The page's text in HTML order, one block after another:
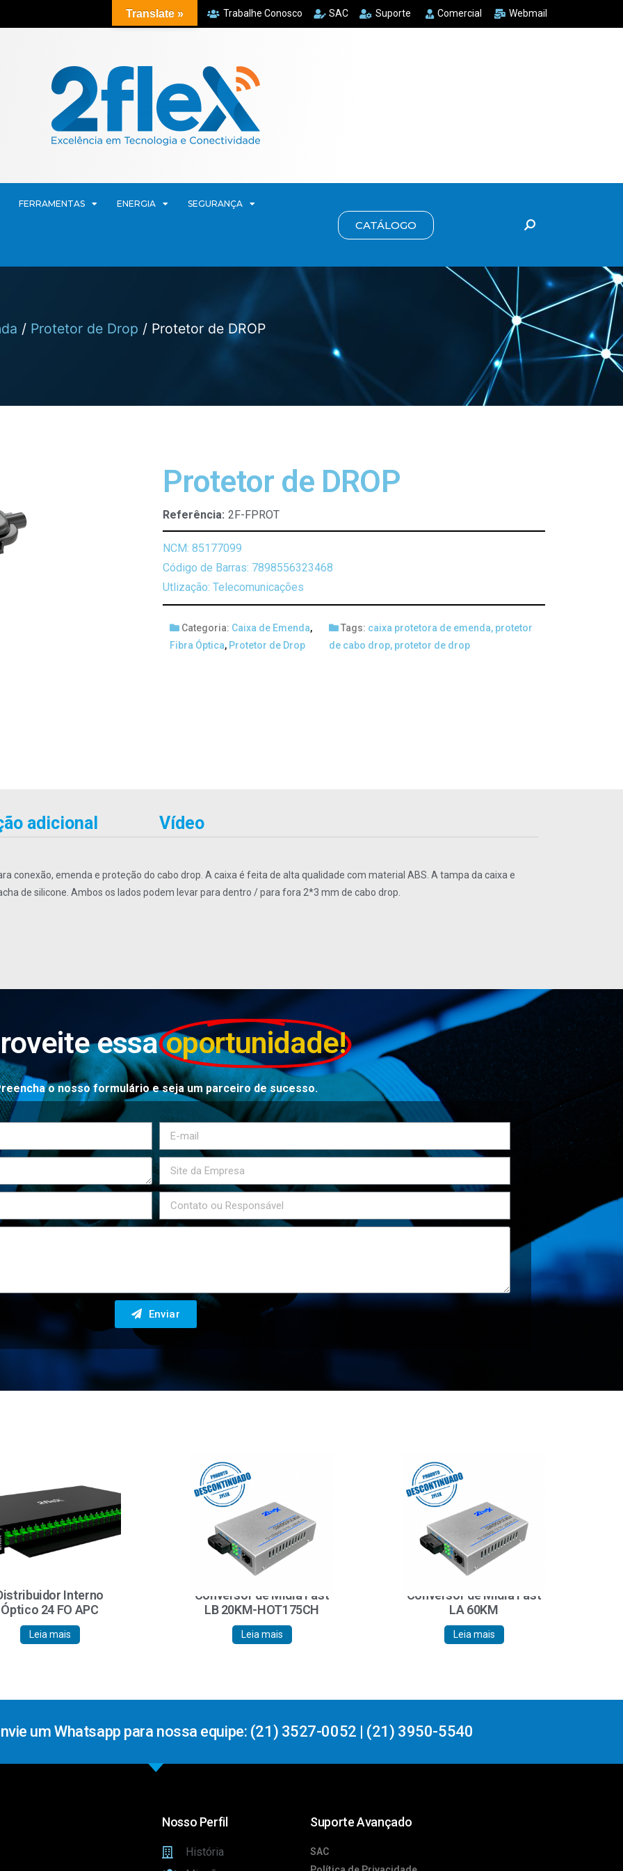
Trabalhe Conosco SAC Suporte Comercial Webmail
FERRAMENTAS ENERGIA SEGURANÇA
CATÁLOGO
/ Protetor de Drop / Protetor de DROP
Protetor de DROP
Referência: 2F-FPROT
NCM: 85177099
Código de Barras: 7898556323468
Utlização: Telecomunicações
Categoria: Caixa de Emenda,
Fibra Óptica, Protetor de Drop
Tags: caixa protetora de emenda, protetor
de cabo drop, protetor de drop
adicional Vídeo
conexão, emenda e proteção do cabo drop. A caixa é feita de alta qualidade com material ABS. A tampa da caixa e
de silicone. Ambos os lados podem levar para dentro / para fora 2*3 mm de cabo drop.
essa oportunidade!
o nosso formulário e seja um parceiro de sucesso.
Enviar
Interno
Óptico 24 FO APC
Leia mais
Conversor de Mídia Fast
LB 20KM-HOT175CH
Leia mais
Conversor de Mídia Fast
LA 60KM
Leia mais
um Whatsapp para nossa equipe: (21) 3527-0052 | (21) 3950-5540
Nosso Perfil
História
Suporte Avançado
SAC
Translate »